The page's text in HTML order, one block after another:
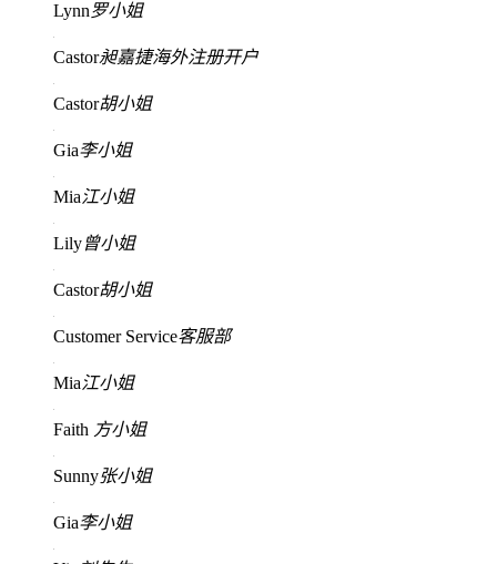
Lynn罗小姐
Castor昶嘉捷海外注册开户
Castor胡小姐
Gia李小姐
Mia江小姐
Lily曾小姐
Castor胡小姐
Customer Service客服部
Mia江小姐
Faith 方小姐
Sunny张小姐
Gia李小姐